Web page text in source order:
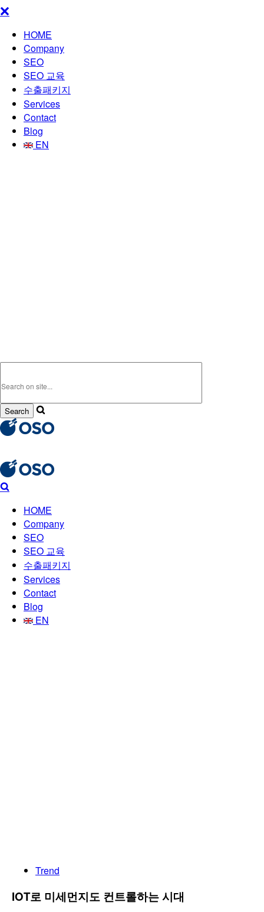
HOME
Company
SEO
SEO 교육
수출패키지
Services
Contact
Blog
EN
HOME
Company
SEO
SEO 교육
수출패키지
Services
Contact
Blog
EN
Trend
IOT로 미세먼지도 컨트롤하는 시대